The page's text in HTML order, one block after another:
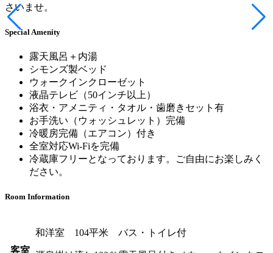
さいませ。
Special Amenity
露天風呂＋内湯
シモンズ製ベッド
ウォークインクローゼット
液晶テレビ（50インチ以上）
浴衣・アメニティ・タオル・歯磨きセット有
お手洗い（ウォッシュレット）完備
冷暖房完備（エアコン）付き
全室対応Wi-Fiを完備
冷蔵庫フリーとなっております。ご自由にお楽しみく
ださい。
Room Information
客室
和洋室 104平米 バス・トイレ付